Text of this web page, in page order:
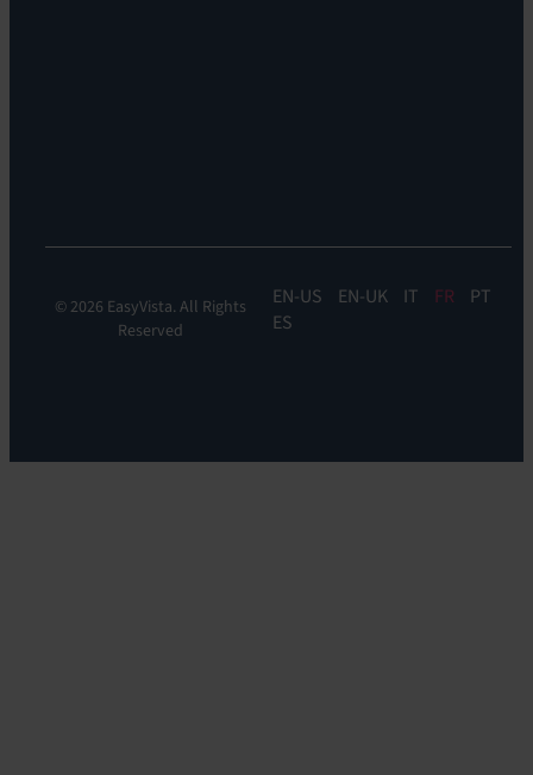
© 2026 EasyVista. All Rights
Reserved
EN EN-UK IT FR
PT
ES